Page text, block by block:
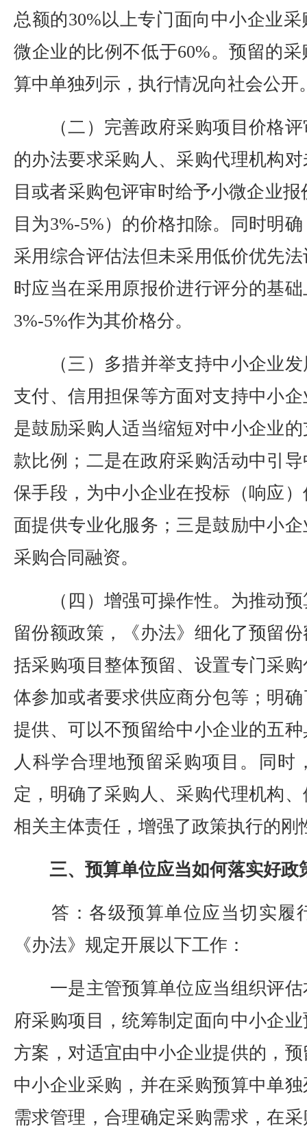
总额的30%以上专门面向中小企业
微企业的比例不低于60%。预留的
算中单独列示，执行情况向社会公开
（二）完善政府采购项目价格评
的办法要求采购人、采购代理机构
目或者采购包评审时给予小微企业
目为3%-5%）的价格扣除。同时明
采用综合评估法但未采用低价优先
时应当在采用原报价进行评分的基
3%-5%作为其价格分。
（三）多措并举支持中小企业发
支付、信用担保等方面对支持中小
是鼓励采购人适当缩短对中小企业
款比例；二是在政府采购活动中引
保手段，为中小企业在投标（响应
面提供专业化服务；三是鼓励中小
采购合同融资。
（四）增强可操作性。为推动预
留份额政策，《办法》细化了预留
括采购项目整体预留、设置专门采
体参加或者要求供应商分包等；明
提供、可以不预留给中小企业的五
人科学合理地预留采购项目。同时
定，明确了采购人、采购代理机构
相关主体责任，增强了政策执行的刚
三、预算单位应当如何落实好政
答：各级预算单位应当切实履
《办法》规定开展以下工作：
一是主管预算单位应当组织评估
府采购项目，统筹制定面向中小企
方案，对适宜由中小企业提供的，
中小企业采购，并在采购预算中单
需求管理，合理确定采购需求，在